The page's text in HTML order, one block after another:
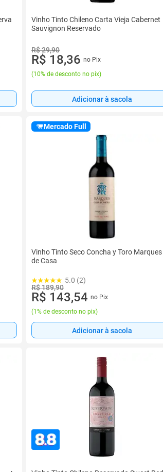
Vinho Tinto Chileno Carta Vieja Cabernet
Sauvignon Reservado
R$ 29,90
R$ 18,36 no Pix
(10% de desconto no pix)
Adicionar à sacola
Mercado Full
Vinho Tinto Seco Concha y Toro Marques
de Casa
5.0 (2)
R$ 189,90
R$ 143,54 no Pix
(1% de desconto no pix)
Adicionar à sacola